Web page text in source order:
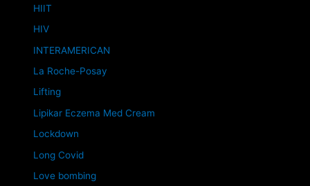
HIIT
HIV
INTERAMERICAN
La Roche-Posay
Lifting
Lipikar Eczema Med Cream
Lockdown
Long Covid
Love bombing